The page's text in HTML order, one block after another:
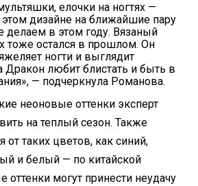
елочки на ногтях —
дизайне на ближайшие пару
делаем в этом году. Вязаный
тоже остался в прошлом. Он
ногти и выглядит
Дракон любит блистать и быть в
— подчеркнула Романова.
неоновые оттенки эксперт
на теплый сезон. Также
от таких цветов, как синий,
и белый — по китайской
могут принести неудачу